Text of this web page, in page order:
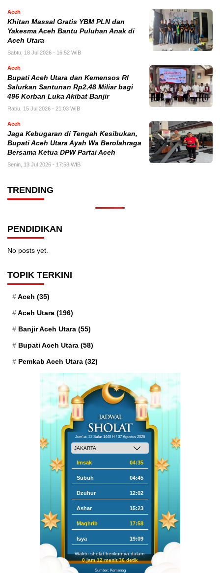
Aceh
Khitan Massal Gratis YBM PLN dan
Yakesma Aceh Bantu Puluhan Anak di
Aceh Utara
Sabtu, 18 Jul 2026 - 16:52 WIB
Aceh
Bupati Aceh Utara dan Kemensos RI
Salurkan Santunan Rp2,48 Miliar bagi
496 Korban Luka Akibat Banjir
Rabu, 15 Jul 2026 - 21:03 WIB
Aceh
Jaga Kebugaran di Tengah Kesibukan,
Bupati Aceh Utara Ayah Wa Berolahraga
Bersama Ketua DPW Partai Aceh
Senin, 13 Jul 2026 - 17:58 WIB
TRENDING
PENDIDIKAN
No posts yet.
TOPIK TERKINI
Aceh (35)
Aceh Utara (196)
Banjir Aceh Utara (55)
Bupati Aceh Utara (58)
Pemkab Aceh Utara (32)
Jum'at, 22 Safar 1448 H / 07 Agustus 2026
Imsak 04:35
Subuh 04:45
Dzuhur 12:02
Ashar 15:23
Maghrib 17:58
Isya 19:09
Waktu sholat berikutnya dalam:
0 jam 12 menit 35 detik
Sumber: Kemenag